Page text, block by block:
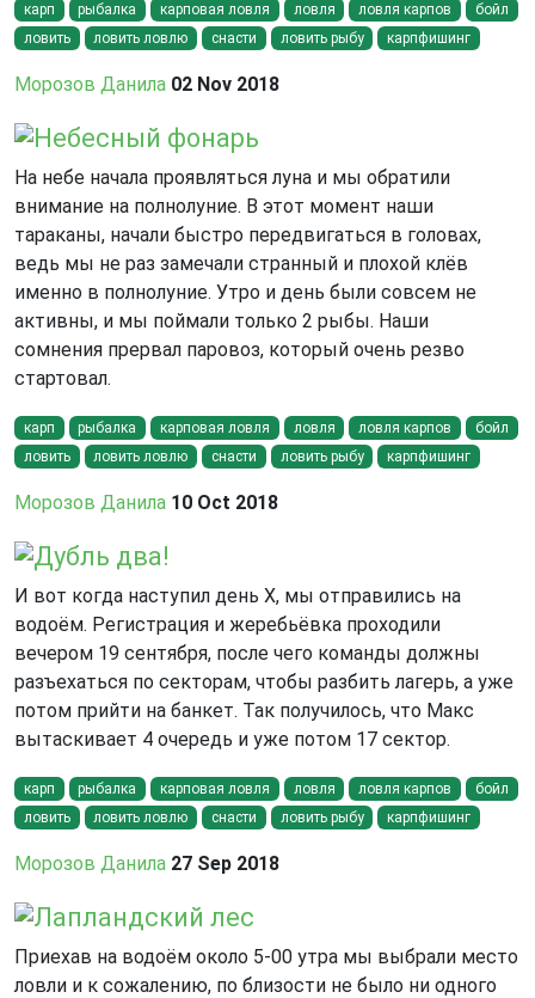
карп рыбалка карповая ловля ловля ловля карпов
бойл
ловить
ловить ловлю снасти ловить рыбу карпфишинг
Морозов Данила 02 Nov 2018
Небесный фонарь
На небе начала проявляться луна и мы обратили
внимание на полнолуние. В этот момент наши
тараканы, начали быстро передвигаться в головах,
ведь мы не раз замечали странный и плохой клёв
именно в полнолуние. Утро и день были совсем не
активны, и мы поймали только 2 рыбы. Наши
сомнения прервал паровоз, который очень резво
стартовал.
карп рыбалка карповая ловля ловля ловля карпов
бойл
ловить
ловить ловлю снасти ловить рыбу карпфишинг
Морозов Данила 10 Oct 2018
Дубль два!
И вот когда наступил день Х, мы отправились на
водоём. Регистрация и жеребьёвка проходили
вечером 19 сентября, после чего команды должны
разъехаться по секторам, чтобы разбить лагерь, а уже
потом прийти на банкет. Так получилось, что Макс
вытаскивает 4 очередь и уже потом 17 сектор.
карп рыбалка карповая ловля ловля ловля карпов
бойл
ловить
ловить ловлю снасти ловить рыбу карпфишинг
Морозов Данила 27 Sep 2018
Лапландский лес
Приехав на водоём около 5-00 утра мы выбрали место
ловли и к сожалению, по близости не было ни одного